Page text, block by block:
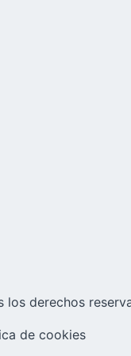
derechos
de cookies